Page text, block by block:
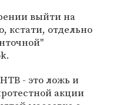
выйти на
кстати, отдельно
- это ложь и
акции